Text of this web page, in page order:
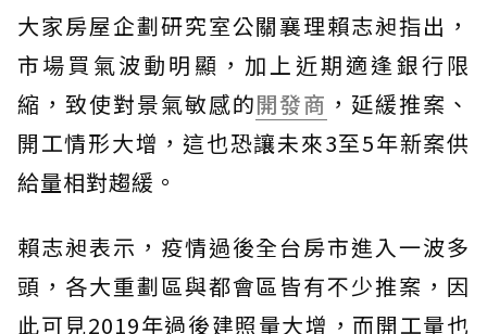
大家房屋企劃研究室公關襄理賴志昶指出，
市場買氣波動明顯，加上近期適逢銀行限
縮，致使對景氣敏感的開發商 ，延緩推案、
開工情形大增，這也恐讓未來3至5年新案供
給量相對趨緩。
賴志昶表示，疫情過後全台房市進入一波多
頭，各大重劃區與都會區皆有不少推案，因
此可見2019年過後建照量大增，而開工量也